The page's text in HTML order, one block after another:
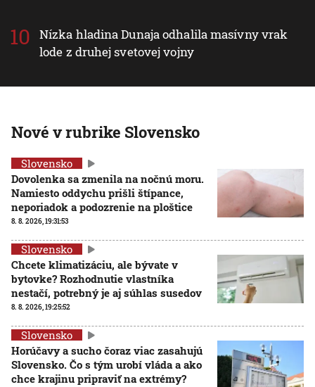
Nízka hladina Dunaja odhalila masívny vrak
lode z druhej svetovej vojny
Nové v rubrike Slovensko
Slovensko
Dovolenka sa zmenila na nočnú moru.
Namiesto oddychu prišli štípance,
neporiadok a podozrenie na ploštice
8. 8. 2026, 19:31:53
Slovensko
Chcete klimatizáciu, ale bývate v
bytovke? Rozhodnutie vlastníka
nestačí, potrebný je aj súhlas susedov
8. 8. 2026, 19:25:52
Slovensko
Horúčavy a sucho čoraz viac zasahujú
Slovensko. Čo s tým urobí vláda a ako
chce krajinu pripraviť na extrémy?